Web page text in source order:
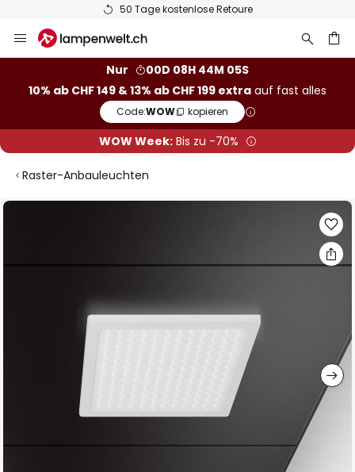
50 Tage kostenlose Retoure
Inhalt
Nur
00D 08H 44M 05S
10% ab CHF 149 & 13% ab CHF 199 extra auf fast alles
Code:WOW kopieren
WOW Week:Bis zu -70%
Raster-Anbauleuchten
Zum